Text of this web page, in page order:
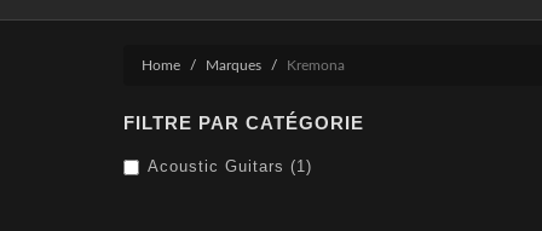
Home Marques Kremona
FILTRE PAR CATÉGORIE
Acoustic Guitars (1)